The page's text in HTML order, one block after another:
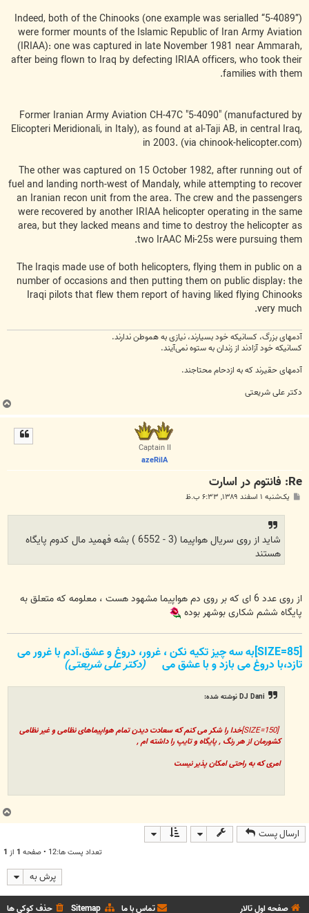
Indeed, both of the Chinooks (one example was serialled “5-4089”)
were former mounts of the Islamic Republic of Iran Army Aviation
(IRIAA): one was captured in late November 1981 near Ammarah,
after being flown to Iraq by defecting IRIAA officers, who took their
families with them.
Former Iranian Army Aviation CH-47C "5-4090" (manufactured by
Elicopteri Meridionali, in Italy), as found at al-Taji AB, in central Iraq,
in 2003. (via chinook-helicopter.com)
The other was captured on 15 October 1982, after running out of
fuel and landing north-west of Mandaly, while attempting to recover
an Iranian recon unit from the area. The crew and the passengers
were recovered by another IRIAA helicopter operating in the same
area, but they lacked means and time to destroy the helicopter as
two IrAAC Mi-25s were pursuing them.
The Iraqis made use of both helicopters, flying them in public on a
number of occasions and then putting them on public display: the
Iraqi pilots that flew them report of having liked flying Chinooks
very much.
آدمهای بزرگ، کسانیکه خود بسیارند، نیازی به هموطن ندارند.
کسانیکه خود آزادند از زندان به ستوه نمی‌آیند.
آدمهای حقیرند که به ازدحام محتاجند.
دکتر علی شریعتی
Captain II
azeRilA
Re: فانتوم در اسارت
یک‌شنبه ۱ اسفند ۱۳۸۹, ۶:۳۳ ب.ظ
شاید از روی سریال هواپیما (3 - 6552 ) بشه فهمید مال کدوم پایگاه
هستند
از روی عدد 6 ای که بر روی دم هواپیما مشهود هست ، معلومه که متعلق به
پایگاه ششم شکاری بوشهر بوده
[SIZE=85]به سه چیز تکیه نکن ، غرور، دروغ و عشق.آدم با غرور می
تازد،با دروغ می بازد و با عشق می (دکتر علی شریعتی)
DJ Dani نوشته شده:
[SIZE=150]
خدا را شکر می کنم که سعادت دیدن تمام هواپیماهای نظامی و غیر نظامی
کشورمان از هر رنگ , پایگاه و تایپ را داشته ام ,
امری که به راحتی امکان پذیر نیست
ارسال پست
تعداد پست ها:12 • صفحه 1 از 1
پرش به
صفحه اول تالار حذف کوکی ها Sitemap تماس با ما